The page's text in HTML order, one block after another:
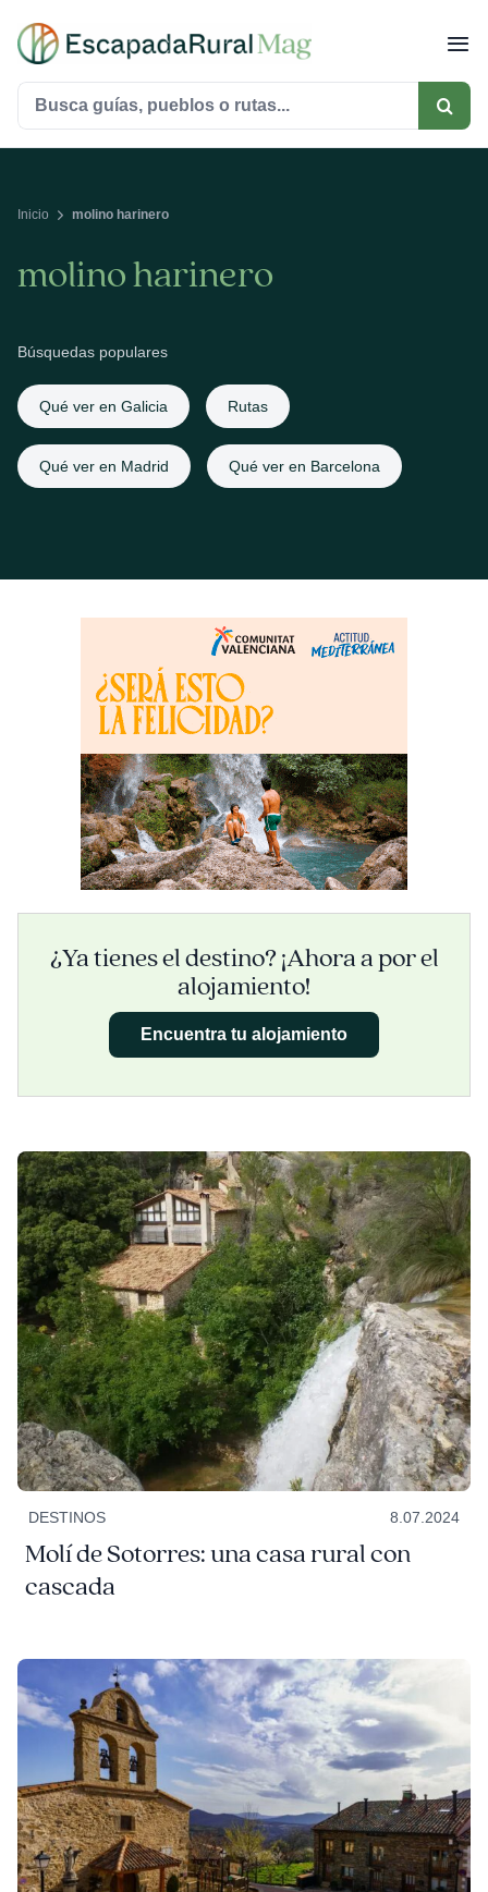
contenido
Buscar:
Inicio molino harinero
molino harinero
Búsquedas populares
Qué ver en Galicia Rutas
Qué ver en Madrid Qué ver en Barcelona
¿Ya tienes el destino? ¡Ahora a por el
alojamiento!
Encuentra tu alojamiento
DESTINOS 8.07.2024
Molí de Sotorres: una casa rural con
cascada